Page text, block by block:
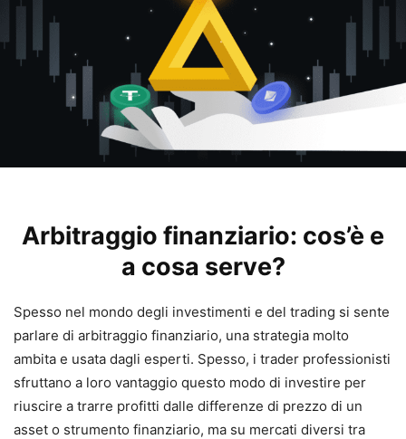
Arbitraggio finanziario: cos’è e
a cosa serve?
Spesso nel mondo degli investimenti e del trading si sente
parlare di arbitraggio finanziario, una strategia molto
ambita e usata dagli esperti. Spesso, i trader professionisti
sfruttano a loro vantaggio questo modo di investire per
riuscire a trarre profitti dalle differenze di prezzo di un
asset o strumento finanziario, ma su mercati diversi tra